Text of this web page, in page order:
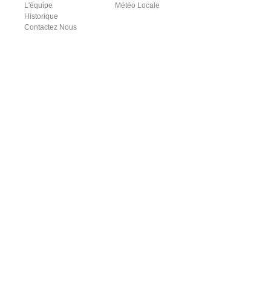
L'équipe
Historique
Contactez Nous
Météo Locale